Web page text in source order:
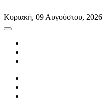
to
content
Κυριακή, 09 Αυγούστου, 2026